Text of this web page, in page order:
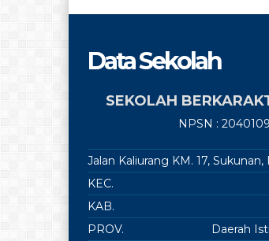
Data Sekolah
SEKOLAH
NPSN :
Jalan Kaliurang KM. 17,
KEC.
KAB.
PROV.
Daerah